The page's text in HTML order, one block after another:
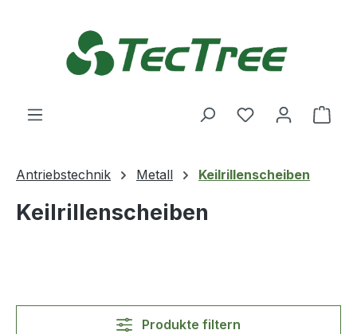
Du hast 0
Antriebstechnik Metall Keilrillenscheiben
Keilrillenscheiben
Produkte filtern